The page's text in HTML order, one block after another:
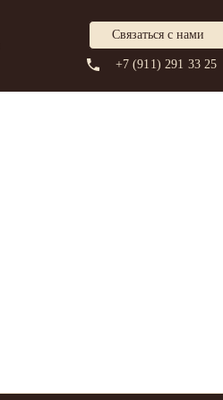
Связаться с нами
+7 (911) 291 33 25